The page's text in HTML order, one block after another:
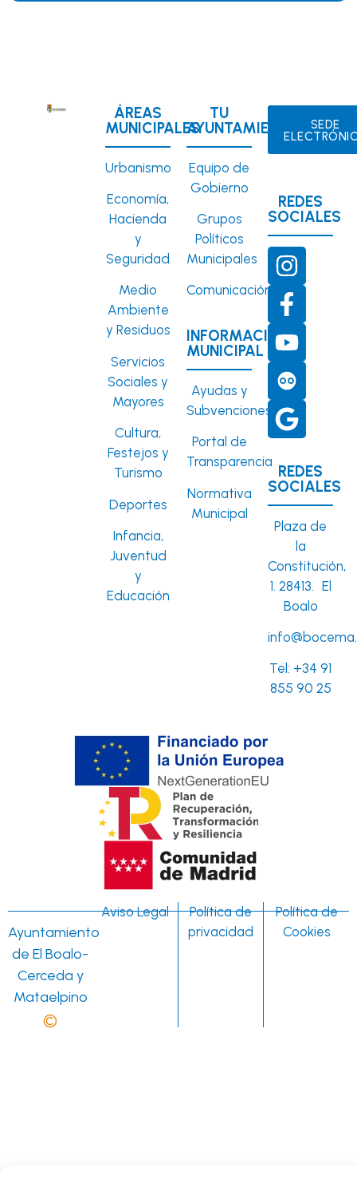
ÁREAS
MUNICIPALES
Urbanismo
Economía,
Hacienda
y
Seguridad
Medio
Ambiente
y Residuos
Servicios
Sociales y
Mayores
Cultura,
Festejos y
Turismo
Deportes
Infancia,
Juventud
y
Educación
TU
AYUNTAMIENTO
Equipo de
Gobierno
Grupos
Políticos
Municipales
Comunicación
INFORMACIÓN
MUNICIPAL
Ayudas y
Subvenciones
Portal de
Transparencia
Normativa
Municipal
SEDE
REDES
SOCIALES
REDES
SOCIALES
Plaza de
la
Constitución,
1. 28413. El
Boalo
Tel: +34 91
855 90 25
Ayuntamiento
de El Boalo-
Cerceda y
Mataelpino
©
Aviso Legal
Política de
privacidad
Política de
Cookies